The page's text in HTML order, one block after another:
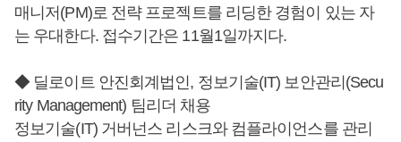
매니저(PM)로 전략 프로젝트를 리딩한 경험이 있는 자
는 우대한다. 접수기간은 11월1일까지다.
◆ 딜로이트 안진회계법인, 정보기술(IT) 보안관리(Secu
rity Management) 팀리더 채용
정보기술(IT) 거버넌스 리스크와 컴플라이언스를 관리